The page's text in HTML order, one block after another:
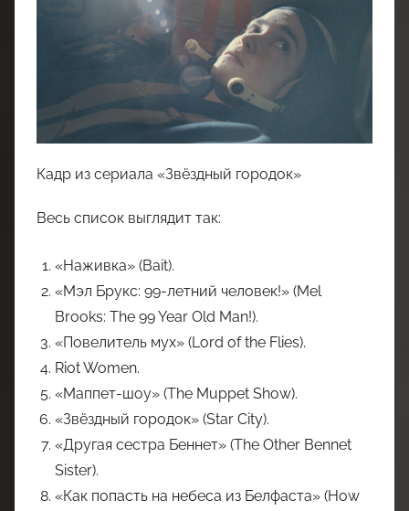
Кадр из сериала «Звёздный городок»
Весь список выглядит так:
«Наживка» (Bait).
«Мэл Брукс: 99-летний человек!» (Mel
Brooks: The 99 Year Old Man!).
«Повелитель мух» (Lord of the Flies).
Riot Women.
«Маппет-шоу» (The Muppet Show).
«Звёздный городок» (Star City).
«Другая сестра Беннет» (The Other Bennet
Sister).
«Как попасть на небеса из Белфаста» (How